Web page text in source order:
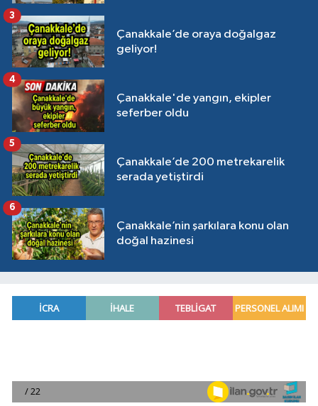
Çanakkale’de oraya doğalgaz
geliyor!
3
Çanakkale'de yangın, ekipler
seferber oldu
4
Çanakkale’de 200 metrekarelik
serada yetiştirdi
5
Çanakkale’nin şarkılara konu olan
doğal hazinesi
6